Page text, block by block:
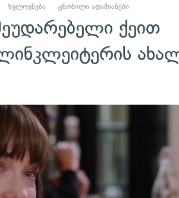
ხელოვნება ცნობილი ადამიანები
ქეით